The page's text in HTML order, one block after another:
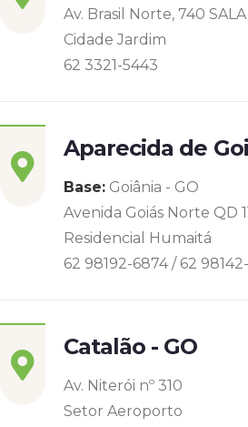
Av. Brasil Norte, 740
Cidade Jardim
62 3321-5443
Aparecida de
Base: Goiânia - GO
Avenida Goiás Norte QD
Residencial Humaitá
62 98192-6874 / 62
Catalão - GO
Av. Niterói nº 310
Setor Aeroporto